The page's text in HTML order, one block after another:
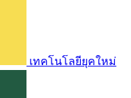
เทคโนโลยียุคใหม่